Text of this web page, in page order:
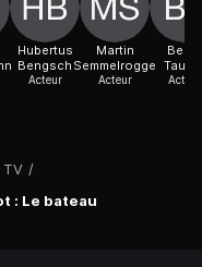
TV /
: Le bateau
Hubertus
Bengsch
Acteur
Martin
Semmelrogge
Acteur
Bernd
Acteur